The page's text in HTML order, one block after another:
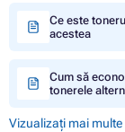
Ce este
acestea
Cum să
tonerele
Vizualizați mai